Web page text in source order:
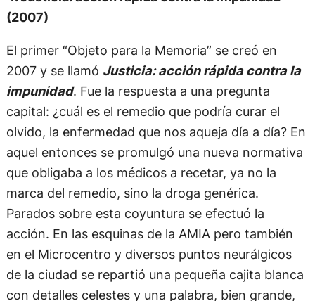
(2007)
El primer “Objeto para la Memoria” se creó en
2007 y se llamó Justicia: acción rápida contra la
impunidad. Fue la respuesta a una pregunta
capital: ¿cuál es el remedio que podría curar el
olvido, la enfermedad que nos aqueja día a día? En
aquel entonces se promulgó una nueva normativa
que obligaba a los médicos a recetar, ya no la
marca del remedio, sino la droga genérica.
Parados sobre esta coyuntura se efectuó la
acción. En las esquinas de la AMIA pero también
en el Microcentro y diversos puntos neurálgicos
de la ciudad se repartió una pequeña cajita blanca
con detalles celestes y una palabra, bien grande,